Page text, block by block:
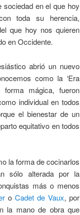
en el que hoy
toda su herencia,
que hoy nos quieren
en Occidente.
abrió un nuevo
como la ‘Era
mágica, fueron
individual en todos
el bienestar de un
equitativo en todos
la forma de cocinarlos
sólo alterada por la
más o menos
o Cadet de Vaux, por
la mano de obra que